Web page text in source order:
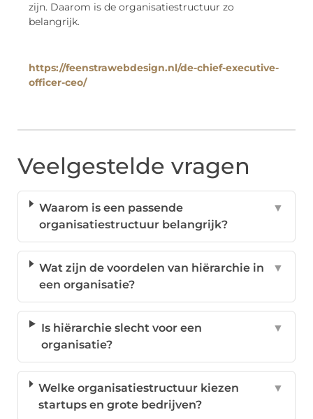
zijn. Daarom is de organisatiestructuur zo
belangrijk.
https://feenstrawebdesign.nl/de-chief-executive-
officer-ceo/
Veelgestelde vragen
Waarom is een passende
organisatiestructuur belangrijk?
▼
Wat zijn de voordelen van hiërarchie in
een organisatie?
▼
Is hiërarchie slecht voor een
organisatie?
▼
Welke organisatiestructuur kiezen
startups en grote bedrijven?
▼